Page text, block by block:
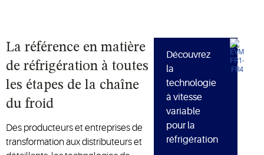
La référence en matière
de réfrigération à toutes
les étapes de la chaîne
du froid
Des producteurs et entreprises de
transformation aux distributeurs et
Découvrez
la
technologie
à vitesse
variable
pour la
réfrigération